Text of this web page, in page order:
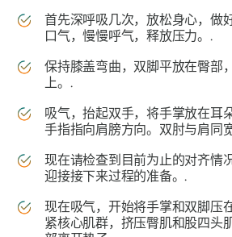
首先深呼吸几次，放松身心，做
口气，慢慢呼气，释放压力。.
保持膝盖弯曲，双脚平放在臀部
上。.
吸气，抬起双手，将手掌放在耳
手指指向肩膀方向。双肘与肩同
现在请检查到目前为止的对齐情
迎接接下来过程的准备。.
现在吸气，开始将手掌和双脚压
紧核心肌群，挤压臀肌和股四头